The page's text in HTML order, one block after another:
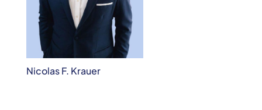
Nicolas F. Krauer